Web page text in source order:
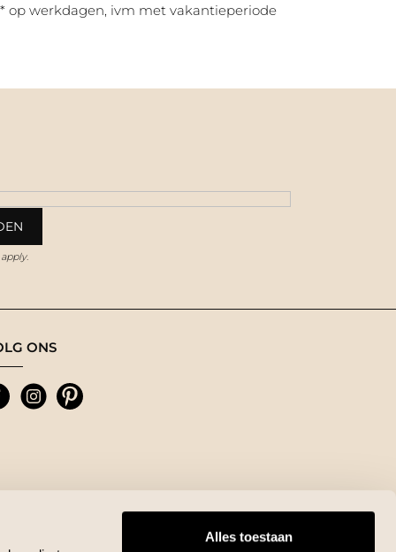
Alles toestaan
* op werkdagen, ivm met vakantieperiode
ONS